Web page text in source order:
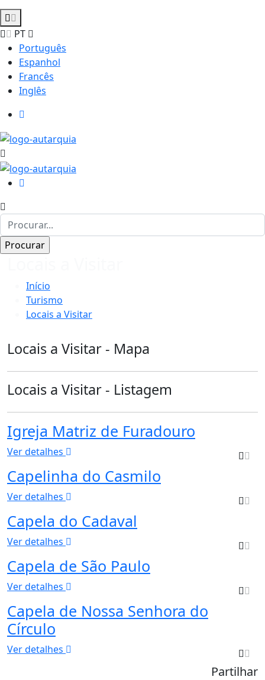
PT
Português
Espanhol
Francês
Inglês
Início
Turismo
Locais a Visitar
Locais a Visitar - Mapa
Locais a Visitar - Listagem
Igreja Matriz de Furadouro
Ver detalhes
Capelinha do Casmilo
Ver detalhes
Capela do Cadaval
Ver detalhes
Capela de São Paulo
Ver detalhes
Capela de Nossa Senhora do
Círculo
Ver detalhes
Partilhar